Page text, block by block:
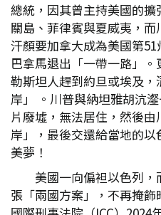
總統，因其曾主持美國的擴
關島、菲律賓與夏威夷，
汗顏要加拿大成為美國第
巴拿馬退出「一帶一路」
勒斯坦人趕到約旦或埃及
岸」 。川普與納坦雅胡沆
片廢墟，無法居住，然後
岸」，最後交還給當地的
美夢！
美國一向偏袒以色列
張「兩國方案」，不再掩飾